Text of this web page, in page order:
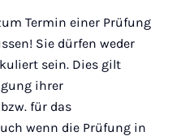
Termin einer Prüfung
Sie dürfen weder
sein. Dies gilt
ihrer
für das
wenn die Prüfung in